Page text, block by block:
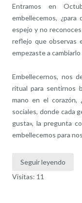
Entramos en
embellecemos,
espejo y no
reflejo que observas
empezaste a
Embellecernos, nos
ritual para sentirnos
mano en el corazón,
sociales, donde cada
gusta», la pregunta
embellecemos para
Seguir leyendo
Visitas: 11